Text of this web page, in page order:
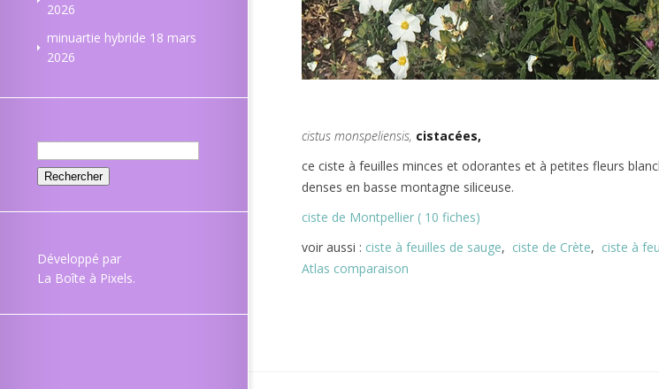
2026
minuartie hybride 18 mars
2026
Rechercher :
Développé par
La Boîte à Pixels.
cistus monspeliensis, cistacées,
ce ciste à feuilles minces et odorantes et à petites fleurs
denses en basse montagne siliceuse.
ciste de Montpellier ( 10 fiches)
voir aussi : ciste à feuilles de sauge, ciste de Crète, ciste à
Atlas comparaison